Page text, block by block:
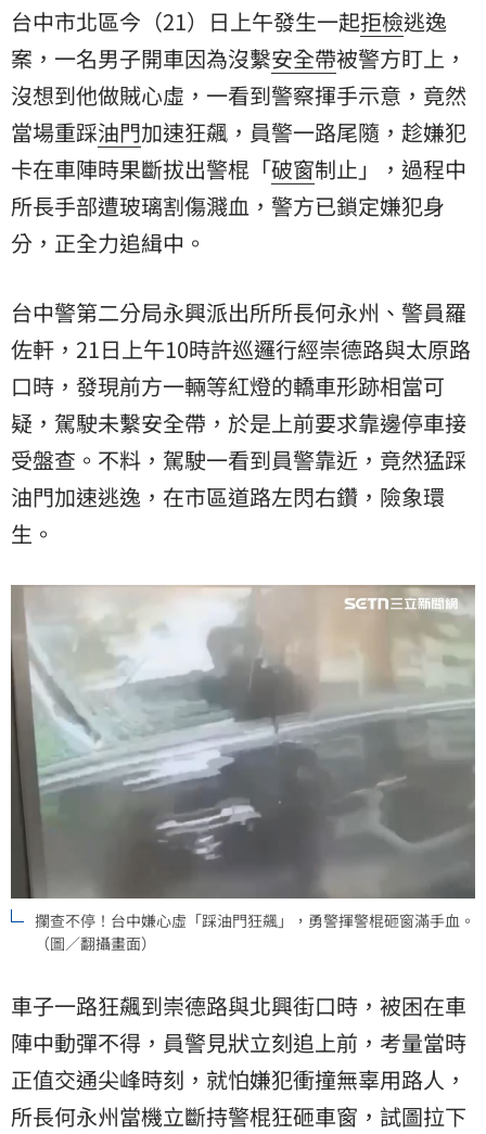
台中市北區今（21）日上午發生一起拒檢逃逸
案，一名男子開車因為沒繫安全帶被警方盯上，
沒想到他做賊心虛，一看到警察揮手示意，竟然
當場重踩油門加速狂飆，員警一路尾隨，趁嫌犯
卡在車陣時果斷拔出警棍「破窗制止」，過程中
所長手部遭玻璃割傷濺血，警方已鎖定嫌犯身
分，正全力追緝中。
台中警第二分局永興派出所所長何永州、警員羅
佐軒，21日上午10時許巡邏行經崇德路與太原路
口時，發現前方一輛等紅燈的轎車形跡相當可
疑，駕駛未繫安全帶，於是上前要求靠邊停車接
受盤查。不料，駕駛一看到員警靠近，竟然猛踩
油門加速逃逸，在市區道路左閃右鑽，險象環
生。
攔查不停！台中嫌心虛「踩油門狂飆」，勇警揮警棍砸窗滿手血。
（圖／翻攝畫面）
車子一路狂飆到崇德路與北興街口時，被困在車
陣中動彈不得，員警見狀立刻追上前，考量當時
正值交通尖峰時刻，就怕嫌犯衝撞無辜用路人，
所長何永州當機立斷持警棍狂砸車窗，試圖拉下